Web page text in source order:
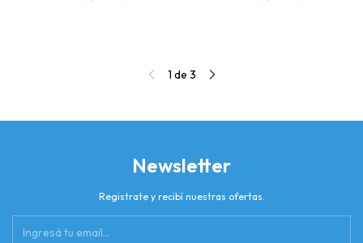
1 de 3
Newsletter
Registrate y recibí nuestras ofertas.